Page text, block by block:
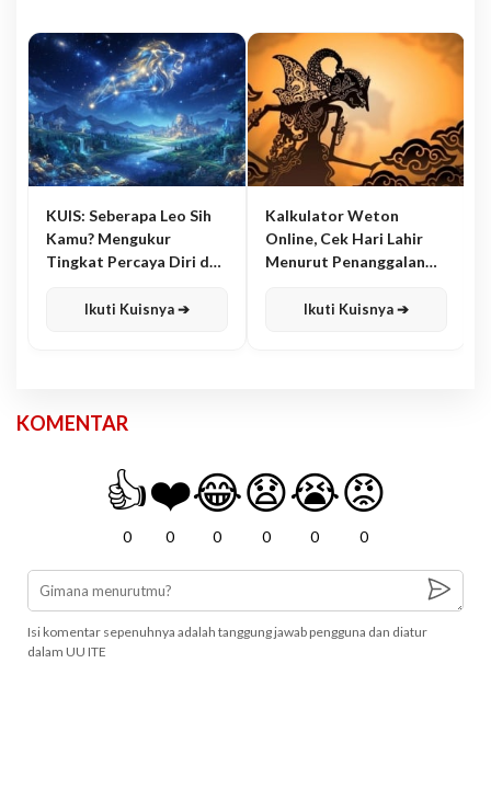
KUIS: Seberapa Leo Sih
Kamu? Mengukur
Tingkat Percaya Diri dan
Ikuti Kuisnya ➔
Kalkulator Weton
Online, Cek Hari Lahir
Menurut Penanggalan
Ikuti Kuisnya ➔
KOMENTAR
👍
0
❤️
0
😂
0
😧
0
😭
0
😡
0
Isi komentar sepenuhnya adalah tanggung jawab pengguna dan diatur
dalam UU ITE